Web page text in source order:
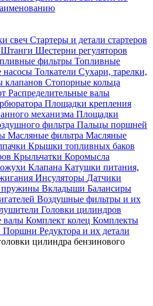
свеч Стартеры и детали стартеров
Штанги Шестерни регуляторов
фильтры Топливные
насосы Толкатели Сухари, тарелки,
клапанов Стопорные кольца
Распределительные валы
Площадки крепления
механизма Площадки
фильтра Пальцы поршней
Масляные фильтра Масляные
Крышки топливных баков
Крыльчатки Коромысла
Клапана Катушки питания,
Инсуляторы Датчики
пружины Вкладыши Балансиры
Воздушные фильтры и их
Головки цилиндров
валы Комплект колец Комплекты
Поршни Редуктора и их детали
цилиндра бензинового